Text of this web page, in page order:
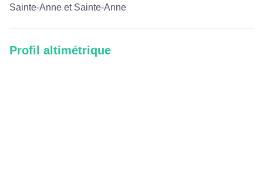
Sainte-Anne et Sainte-Anne
Profil altimétrique